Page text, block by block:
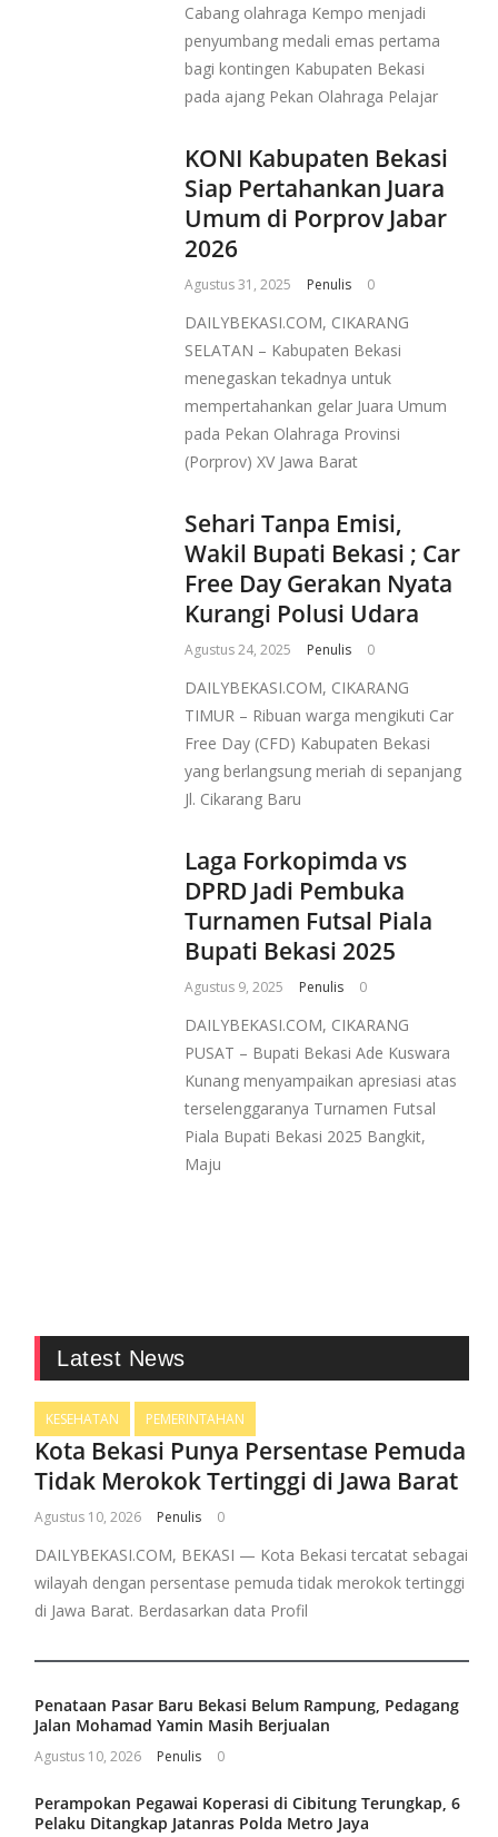
Cabang olahraga Kempo menjadi
penyumbang medali emas pertama
bagi kontingen Kabupaten Bekasi
pada ajang Pekan Olahraga Pelajar
KONI Kabupaten Bekasi
Siap Pertahankan Juara
Umum di Porprov Jabar
2026
Agustus 31, 2025 Penulis 0
DAILYBEKASI.COM, CIKARANG
SELATAN – Kabupaten Bekasi
menegaskan tekadnya untuk
mempertahankan gelar Juara Umum
pada Pekan Olahraga Provinsi
(Porprov) XV Jawa Barat
Sehari Tanpa Emisi,
Wakil Bupati Bekasi ; Car
Free Day Gerakan Nyata
Kurangi Polusi Udara
Agustus 24, 2025 Penulis 0
DAILYBEKASI.COM, CIKARANG
TIMUR – Ribuan warga mengikuti Car
Free Day (CFD) Kabupaten Bekasi
yang berlangsung meriah di sepanjang
Jl. Cikarang Baru
Laga Forkopimda vs
DPRD Jadi Pembuka
Turnamen Futsal Piala
Bupati Bekasi 2025
Agustus 9, 2025 Penulis 0
DAILYBEKASI.COM, CIKARANG
PUSAT – Bupati Bekasi Ade Kuswara
Kunang menyampaikan apresiasi atas
terselenggaranya Turnamen Futsal
Piala Bupati Bekasi 2025 Bangkit,
Maju
Latest News
KESEHATAN PEMERINTAHAN
Kota Bekasi Punya Persentase Pemuda
Tidak Merokok Tertinggi di Jawa Barat
Agustus 10, 2026 Penulis 0
DAILYBEKASI.COM, BEKASI — Kota Bekasi tercatat sebagai
wilayah dengan persentase pemuda tidak merokok tertinggi
di Jawa Barat. Berdasarkan data Profil
Penataan Pasar Baru Bekasi Belum Rampung, Pedagang
Jalan Mohamad Yamin Masih Berjualan
Agustus 10, 2026 Penulis 0
Perampokan Pegawai Koperasi di Cibitung Terungkap, 6
Pelaku Ditangkap Jatanras Polda Metro Jaya